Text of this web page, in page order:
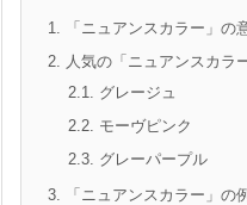
1. 「ニュアンスカラー」の
2. 人気の「ニュアンスカラー
2.1. グレージュ
2.2. モーヴピンク
2.3. グレーパープル
3. 「ニュアンスカラー」の